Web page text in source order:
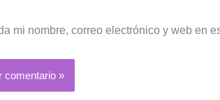
mi nombre, correo electrónico y web en